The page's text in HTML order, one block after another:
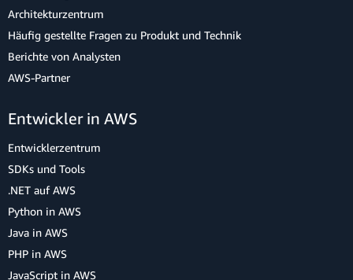
Architekturzentrum
Häufig gestellte Fragen zu Produkt und Technik
Berichte von Analysten
AWS-Partner
Entwickler in AWS
Entwicklerzentrum
SDKs und Tools
.NET auf AWS
Python in AWS
Java in AWS
PHP in AWS
JavaScript in AWS